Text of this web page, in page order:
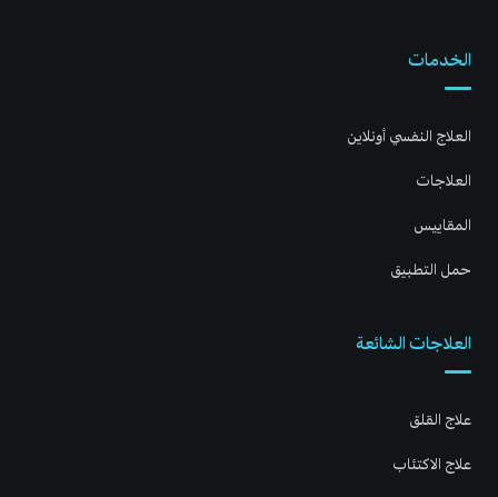
الخدمات
العلاج النفسي أونلاين
العلاجات
المقاييس
حمل التطبيق
العلاجات الشائعة
علاج القلق
علاج الاكتئاب